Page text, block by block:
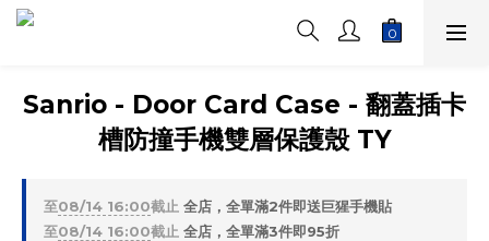
Sanrio - Door Card Case - 翻蓋插卡
槽防撞手機雙層保護殼 TY
至08/14 16:00截止 全店，全單滿2件即送巨猩手機貼
至08/14 16:00截止 全店，全單滿3件即95折